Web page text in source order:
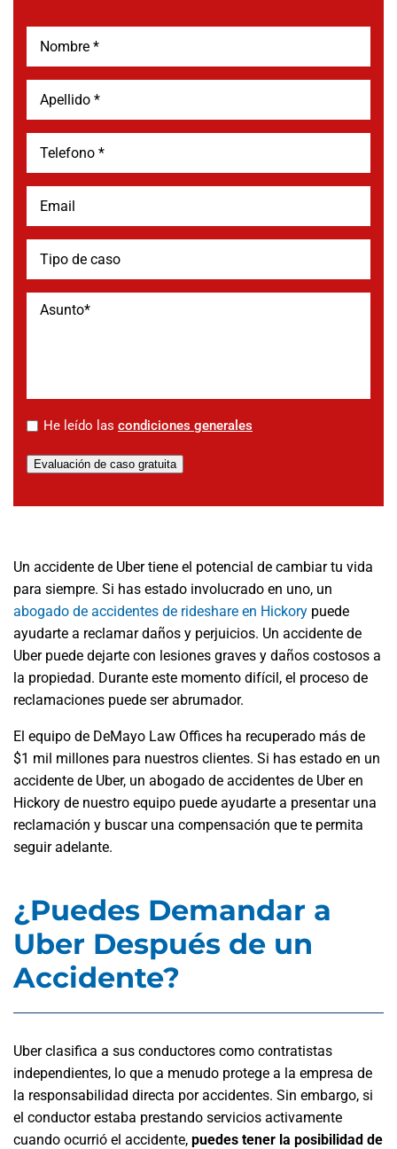
* He leído las condiciones generales
Evaluación de caso gratuita
Un accidente de Uber tiene el potencial de cambiar tu vida
para siempre. Si has estado involucrado en uno, un
abogado de accidentes de rideshare en Hickory puede
ayudarte a reclamar daños y perjuicios. Un accidente de
Uber puede dejarte con lesiones graves y daños costosos a
la propiedad. Durante este momento difícil, el proceso de
reclamaciones puede ser abrumador.
El equipo de DeMayo Law Offices ha recuperado más de
$1 mil millones para nuestros clientes. Si has estado en un
accidente de Uber, un abogado de accidentes de Uber en
Hickory de nuestro equipo puede ayudarte a presentar una
reclamación y buscar una compensación que te permita
seguir adelante.
¿Puedes Demandar a
Uber Después de un
Accidente?
Uber clasifica a sus conductores como contratistas
independientes, lo que a menudo protege a la empresa de
la responsabilidad directa por accidentes. Sin embargo, si
el conductor estaba prestando servicios activamente
cuando ocurrió el accidente, puedes tener la posibilidad de